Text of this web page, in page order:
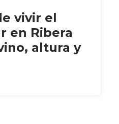
vivir el
en Ribera
altura y